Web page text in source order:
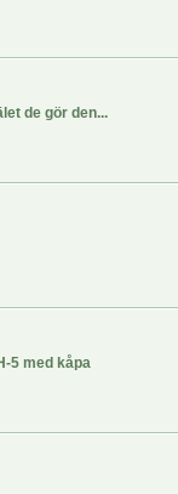
de gör den...
5 med kåpa